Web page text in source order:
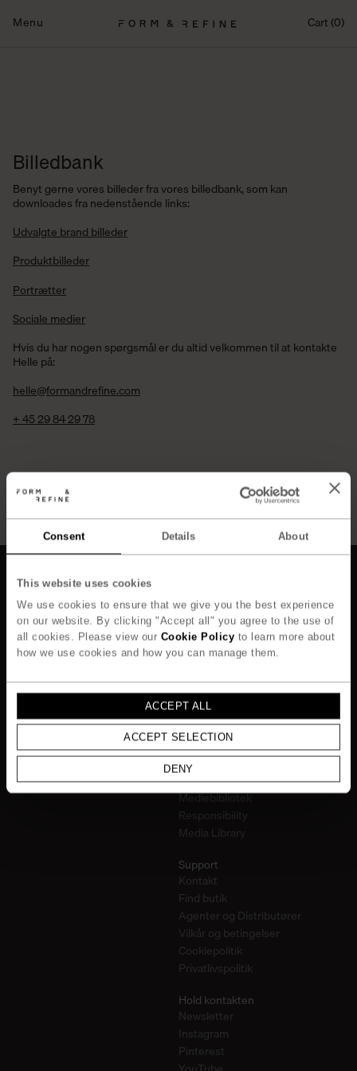
Consent Details About
This website uses cookies
We use cookies to ensure that we give you the best experience
on our website. By clicking "Accept all" you agree to the use of
all cookies. Please view our Cookie Policy to learn more about
how we use cookies and how you can manage them.
ACCEPT ALL
ACCEPT SELECTION
DENY
Menu Cart (0)
Billedbank
Benyt gerne vores billeder fra vores billedbank, som kan
downloades fra nedenstående links:
Udvalgte brand billeder
Produktbilleder
Portrætter
Sociale medier
Hvis du har nogen spørgsmål er du altid velkommen til at kontakte
Helle på:
helle@formandrefine.com
+ 45 29 84 29 78
Kollektion
Alle
Nyheder
Stole & Skamler
Borde
Opbevaring & Reoler
Belysning
Objekter
Om
Om os
Responsibility
Designere
Story of Materials
Professionals
Contract only
Cases
Mediebibliotek
Media Library
Support
Kontakt
Find butik
Agenter og Distributører
Vilkår og betingelser
Cookiepolitik
Privatlivspolitik
Hold kontakten
Newsletter
Instagram
Pinterest